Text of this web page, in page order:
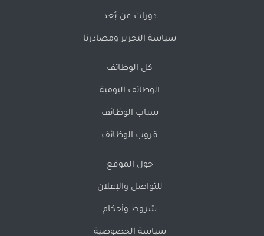
دورات عن بُعد
سياسة التحرير ومصادرنا
كل الوظائف
الوظائف اليومية
سناب الوظائف
قروب الوظائف
حول الموقع
للتواصل والإعلان
شروط وأحكام
سياسة الخصوصية